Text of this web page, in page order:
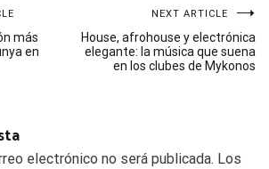
más
en
NEXT ARTICLE
House, afrohouse y electrónica
elegante: la música que suena
en los clubes de Mykonos
electrónico no será publicada. Los